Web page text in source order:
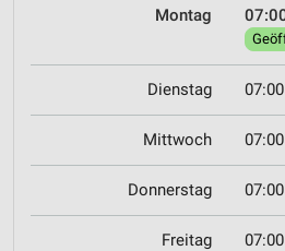
Montag
Dienstag
Mittwoch
Donnerstag
Freitag